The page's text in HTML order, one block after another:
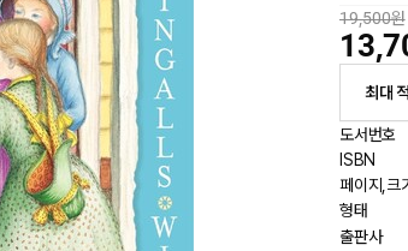
19,500원
최대
도서번호
ISBN
페이지,크
형태
출판사